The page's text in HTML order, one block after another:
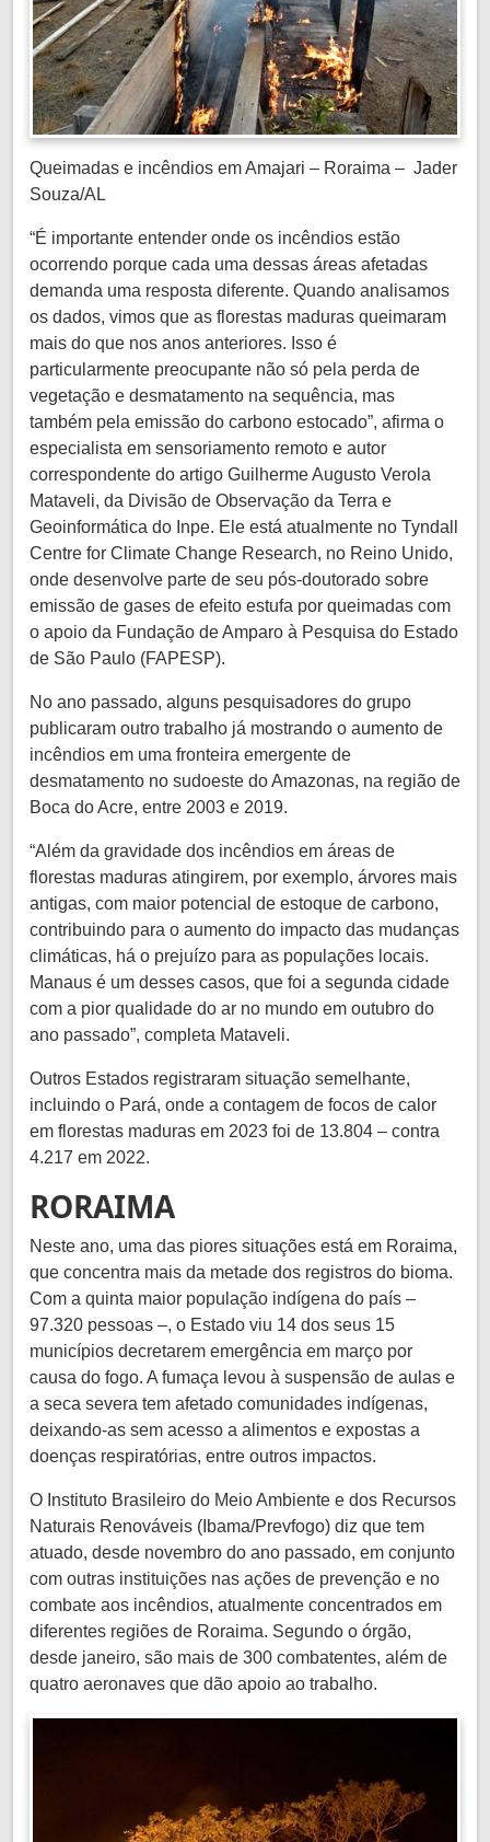
Queimadas e incêndios em Amajari – Roraima – Jader
Souza/AL
“É importante entender onde os incêndios estão
ocorrendo porque cada uma dessas áreas afetadas
demanda uma resposta diferente. Quando analisamos
os dados, vimos que as florestas maduras queimaram
mais do que nos anos anteriores. Isso é
particularmente preocupante não só pela perda de
vegetação e desmatamento na sequência, mas
também pela emissão do carbono estocado”, afirma o
especialista em sensoriamento remoto e autor
correspondente do artigo Guilherme Augusto Verola
Mataveli, da Divisão de Observação da Terra e
Geoinformática do Inpe. Ele está atualmente no Tyndall
Centre for Climate Change Research, no Reino Unido,
onde desenvolve parte de seu pós-doutorado sobre
emissão de gases de efeito estufa por queimadas com
o apoio da Fundação de Amparo à Pesquisa do Estado
de São Paulo (FAPESP).
No ano passado, alguns pesquisadores do grupo
publicaram outro trabalho já mostrando o aumento de
incêndios em uma fronteira emergente de
desmatamento no sudoeste do Amazonas, na região de
Boca do Acre, entre 2003 e 2019.
“Além da gravidade dos incêndios em áreas de
florestas maduras atingirem, por exemplo, árvores mais
antigas, com maior potencial de estoque de carbono,
contribuindo para o aumento do impacto das mudanças
climáticas, há o prejuízo para as populações locais.
Manaus é um desses casos, que foi a segunda cidade
com a pior qualidade do ar no mundo em outubro do
ano passado”, completa Mataveli.
Outros Estados registraram situação semelhante,
incluindo o Pará, onde a contagem de focos de calor
em florestas maduras em 2023 foi de 13.804 – contra
4.217 em 2022.
RORAIMA
Neste ano, uma das piores situações está em Roraima,
que concentra mais da metade dos registros do bioma.
Com a quinta maior população indígena do país –
97.320 pessoas –, o Estado viu 14 dos seus 15
municípios decretarem emergência em março por
causa do fogo. A fumaça levou à suspensão de aulas e
a seca severa tem afetado comunidades indígenas,
deixando-as sem acesso a alimentos e expostas a
doenças respiratórias, entre outros impactos.
O Instituto Brasileiro do Meio Ambiente e dos Recursos
Naturais Renováveis (Ibama/Prevfogo) diz que tem
atuado, desde novembro do ano passado, em conjunto
com outras instituições nas ações de prevenção e no
combate aos incêndios, atualmente concentrados em
diferentes regiões de Roraima. Segundo o órgão,
desde janeiro, são mais de 300 combatentes, além de
quatro aeronaves que dão apoio ao trabalho.